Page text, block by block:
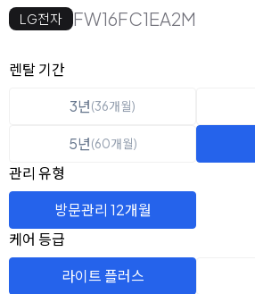
LG전자 FW16FC1EA2M
옵션 선택
렌탈 선택
렌탈 기간
3년(36개월)
5년(60개월)
관리 유형
방문관리 12개월
케어 등급
라이트 플러스